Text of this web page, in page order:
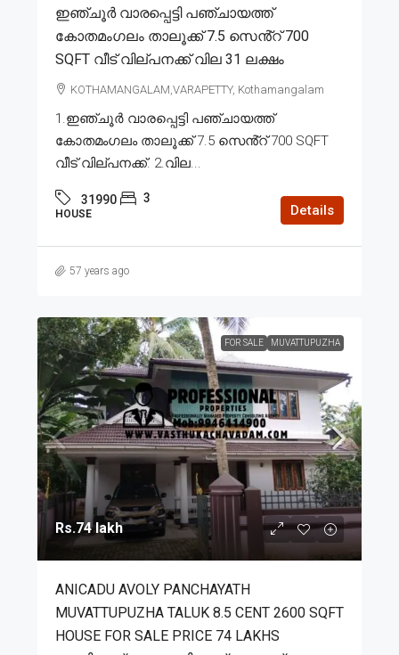
ഇഞ്ചൂർ വാരപ്പെട്ടി പഞ്ചായത്ത്
കോതമംഗലം താലൂക്ക് 7.5 സെൻ്റ് 700
SQFT വീട് വില്പനക്ക് വില 31 ലക്ഷം
KOTHAMANGALAM,VARAPETTY, Kothamangalam
1.ഇഞ്ചൂർ വാരപ്പെട്ടി പഞ്ചായത്ത്
കോതമംഗലം താലൂക്ക് 7.5 സെൻ്റ് 700 SQFT
വീട് വില്പനക്ക്. 2.വില...
31990 3
HOUSE Details
57 years ago
FOR SALE MUVATTUPUZHA
Rs.74 lakh
ANICADU AVOLY PANCHAYATH
MUVATTUPUZHA TALUK 8.5 CENT 2600 SQFT
HOUSE FOR SALE PRICE 74 LAKHS